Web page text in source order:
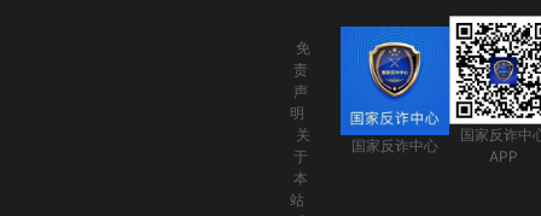
免
责
声
明
关
于
本
站
国家反诈中心
国家反诈中
APP